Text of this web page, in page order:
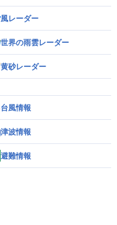
風レーダー
世界の雨雲レーダー
黄砂レーダー
台風情報
津波情報
避難情報